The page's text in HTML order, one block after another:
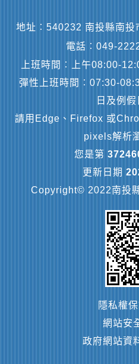
地址︰540232 南投縣南投
電話︰049-
上班時間︰上午08:00-
彈性上班時間︰07:30-
日及例
請用Edge、Firefox 或
pixels解析
您是第
更新日期
Copyright© 2022南投
隱私權
網站安
政府網站資